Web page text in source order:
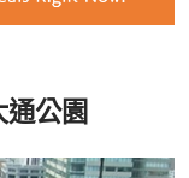
公園